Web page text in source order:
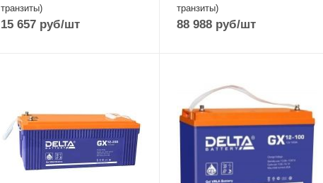
транзиты)
15 657 руб/шт
транзиты)
88 988руб/шт